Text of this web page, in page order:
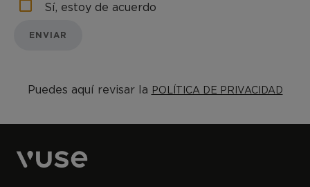
Sí, estoy de acuerdo
ENVIAR
Puedes aquí revisar la POLÍTICA DE PRIVACIDAD